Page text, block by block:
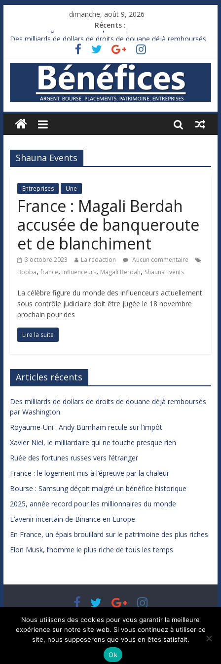
dimanche, août 9, 2026
Récents :
France : le logement mis à l’épreuve par la chaleur
Des milliards de dollars de droits de douane déjà remboursés
Royaume-Uni : Andy Burnham recule sur l’impôt
Xavier Niel, le milliardaire qui ne touche presque rien
Ruée des fortunes russes vers l’étranger
Shauna Events
Entreprises Une
France : Magali Berdah
accusée de banqueroute
et de blanchiment
3 octobre 2023 La rédaction
Aucun commentaire
Booba, france, influenceurs, Magali Berdah, Shauna Events
La célèbre figure du monde des influenceurs actuellement
sous contrôle judiciaire doit être jugée le 18 novembre
prochain pour des
Lire la suite
Articles récents
Des milliards de dollars de droits de douane déjà remboursés
par Washington
Royaume-Uni : Andy Burnham recule sur l’impôt
Xavier Niel, le milliardaire qui ne touche presque rien
Ruée des fortunes russes vers l’étranger
France : le logement mis à l’épreuve par la chaleur
Bourse : Samsung déçoit malgré un bénéfice historique
2025, année record pour les millionnaires du monde
L’avenir incertain de Binance en Europe
En France, un épais brouillard sur le patrimoine des plus riches
Elon Musk, l’homme le plus riche de tous les temps
Copyright © 2026 Bénéfices, l'actualité de votre argent, de
votre patrimoine et de vos placements . Tous droits réservés.
Theme ColorMag parThemeGrill.. Propulsé par WordPress.
Nous utilisons des cookies pour vous garantir la meilleure
expérience sur notre site web. Si vous continuez à utiliser ce
site, nous supposerons que vous en êtes satisfait.
Ok